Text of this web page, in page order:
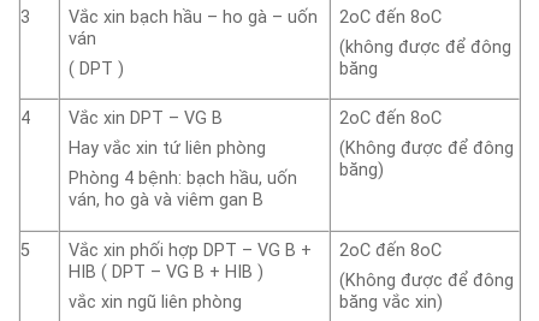
3
Vắc xin bạch hầu – ho gà – uốn
ván
( DPT )
2oC đến 8oC
(không được để đông
băng
4
Vắc xin DPT – VG B
Hay vắc xin tứ liên phòng
Phòng 4 bệnh: bạch hầu, uốn
ván, ho gà và viêm gan B
2oC đến 8oC
(Không được để đông
băng)
5
Vắc xin phối hợp DPT – VG B +
HIB ( DPT – VG B + HIB )
vắc xin ngũ liên phòng
2oC đến 8oC
(Không được để đông
băng vắc xin)